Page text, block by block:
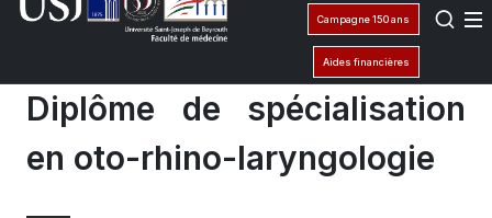
Campagne 150 ans
Aides financières
Diplôme de spécialisation
en oto-rhino-laryngologie